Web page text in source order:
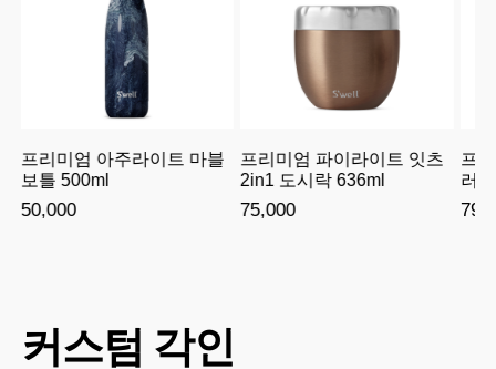
프리미엄 아주라이트 마블
보틀 500ml
50,000
프리미엄 파이라이트 잇츠
2in1 도시락 636ml
75,000
프
러
커스텀 각인